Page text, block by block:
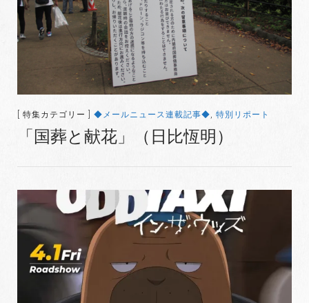
[ 特集カテゴリー ] ◆メールニュース連載記事◆, 特別リポート
「国葬と献花」（日比恆明）